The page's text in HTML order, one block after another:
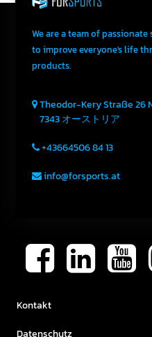
We are a team of
to improve everyone's life
products.
Theodor-Kery Straße 26
7343オーストリア
+43664506 84 13
info@forsports.at
Kontakt
Datenschutz